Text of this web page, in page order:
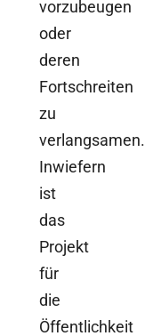
vorzubeugen
oder
deren
Fortschreiten
zu
verlangsamen.
Inwiefern
ist
das
Projekt
für
die
Öffentlichkeit